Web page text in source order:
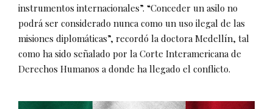
instrumentos internacionales”. “Conceder un asilo no
podrá ser considerado nunca como un uso ilegal de las
misiones diplomáticas”, recordó la doctora Medellín, tal
como ha sido señalado por la Corte Interamericana de
Derechos Humanos a donde ha llegado el conflicto.